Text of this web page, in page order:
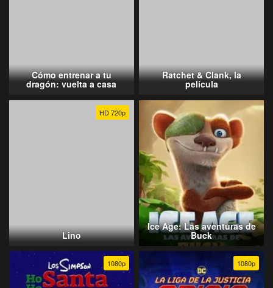
Cómo entrenar a tu
dragón: vuelta a casa
Ratchet & Clank, la
película
HD 720p
Lino
Ice Age: Las aventuras de
Buck
1080p 1080p